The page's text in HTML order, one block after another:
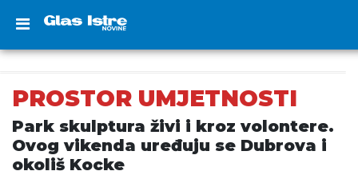
PROSTOR UMJETNOSTI
Park skulptura živi i kroz volontere.
Ovog vikenda uređuju se Dubrova i
okoliš Kocke